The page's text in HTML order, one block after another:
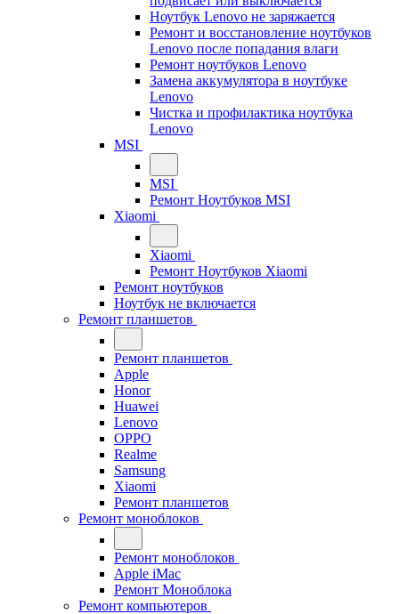
Ноутбук Lenovo не заряжается
Ремонт и восстановление ноутбуков
Lenovo после попадания влаги
Ремонт ноутбуков Lenovo
Замена аккумулятора в ноутбуке
Lenovo
Чистка и профилактика ноутбука
Lenovo
MSI
MSI
Ремонт Ноутбуков MSI
Xiaomi
Xiaomi
Ремонт Ноутбуков Xiaomi
Ремонт ноутбуков
Ноутбук не включается
Ремонт планшетов
Ремонт планшетов
Apple
Honor
Huawei
Lenovo
OPPO
Realme
Samsung
Xiaomi
Ремонт планшетов
Ремонт моноблоков
Ремонт моноблоков
Apple iMac
Ремонт Моноблока
Ремонт компьютеров